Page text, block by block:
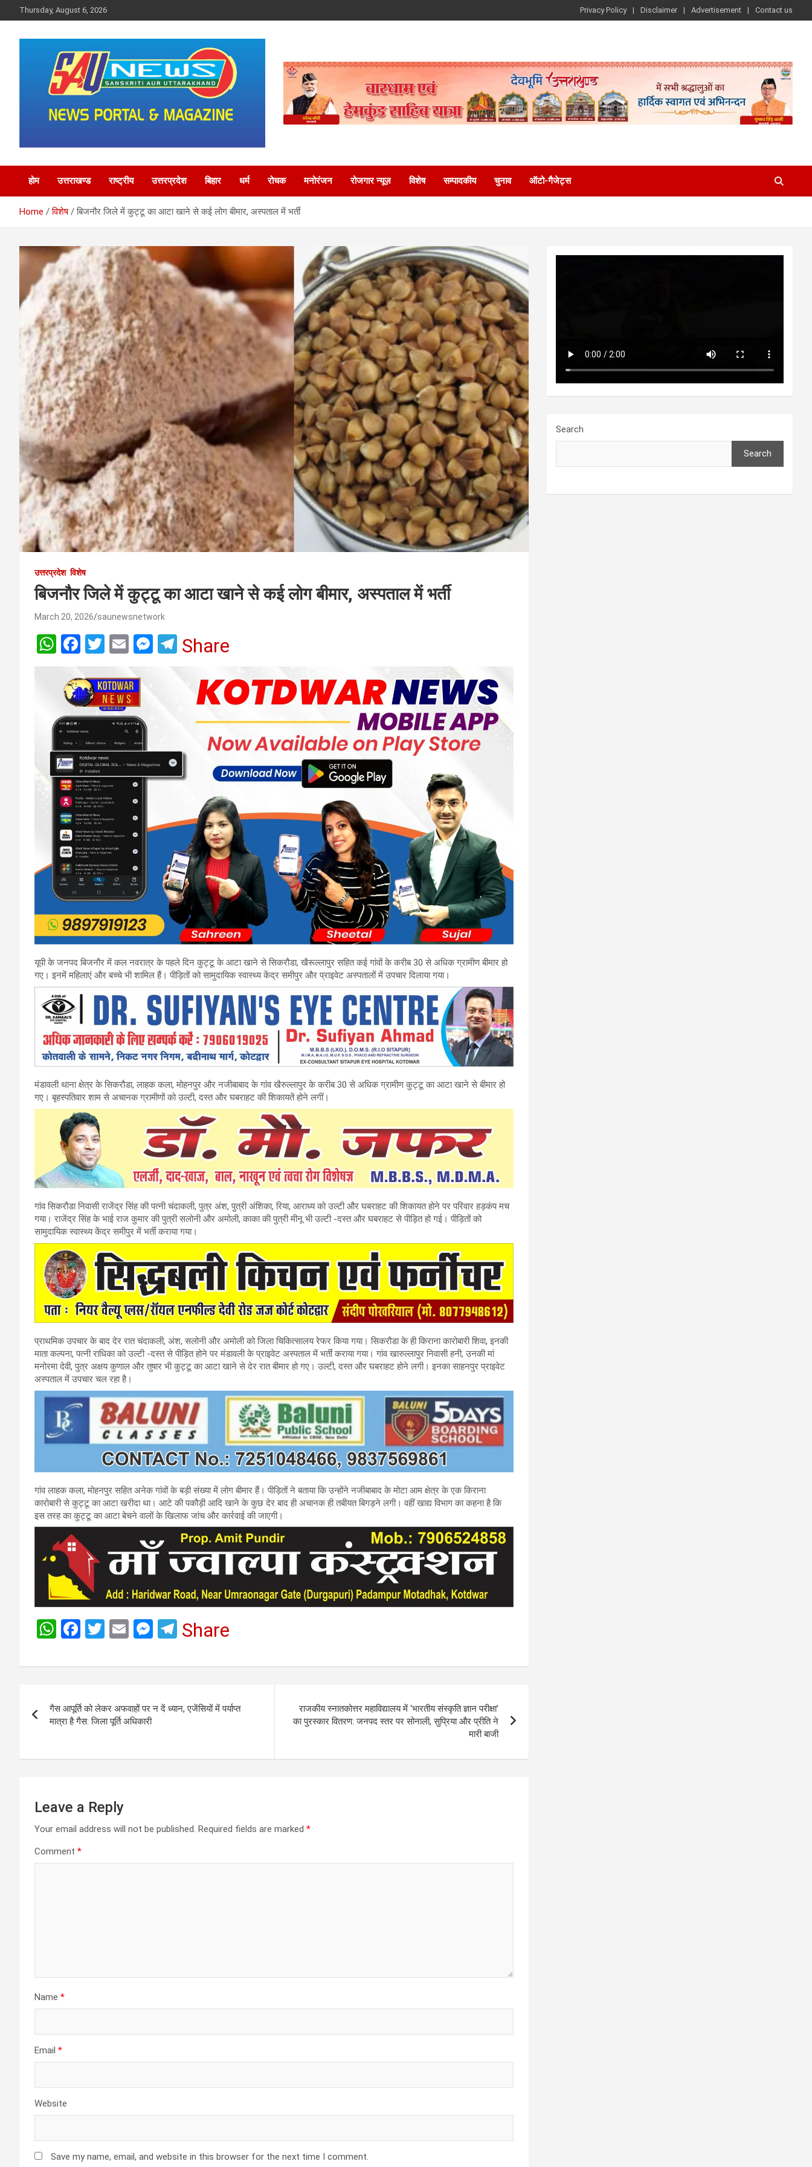
to
Thursday, August 6, 2026 Privacy Policy Disclaimer Advertisement Contact us
saunewsnetwork
होम उत्तराखण्ड राष्ट्रीय उत्तरप्रदेश बिहार धर्म रोचक मनोरंजन रोजगार न्यूज़ विशेष सम्पादकीय चुनाव ऑटो-गैजेट्स
Home विशेष बिजनौर जिले में कुट्टू का आटा खाने से कई लोग बीमार, अस्पताल में भर्ती
उत्तरप्रदेश विशेष
बिजनौर जिले में कुट्टू का आटा खाने से कई लोग बीमार, अस्पताल में भर्ती
March 20, 2026 saunewsnetwork
W
h
at
s
A
p
p
F
a
ce
b
o
o
k
T
tt
er
E
m
ail
M T
Share
यूपी के जनपद बिजनौर में कल नवरात्र के पहले दिन कुट्टू के आटा खाने से सिकरौडा, खैरूल्लापुर सहित कई गांवों के करीब 30 से अधिक ग्रामीण बीमार हो
गए। इनमें महिलाएं और बच्चे भी शामिल हैं। पीड़ितों को सामुदायिक स्वास्थ्य केंद्र समीपुर और प्राइवेट अस्पतालों में उपचार दिलाया गया।
मंडावली थाना क्षेत्र के सिकरौडा, लाहक कला, मोहनपुर और नजीबाबाद के गांव खैरुल्लापुर के करीब 30 से अधिक ग्रामीण कुट्टू का आटा खाने से बीमार हो
गए। बृहस्पतिवार शाम से अचानक ग्रामीणों को उल्टी, दस्त और घबराहट की शिकायतें होने लगीं।
गांव सिकरौडा निवासी राजेंद्र सिंह की पत्नी चंदाकली, पुत्र अंश, पुत्री अंशिका, रिया, आराध्य को उल्टी और घबराहट की शिकायत होने पर परिवार हड़कंप मच
गया। राजेंद्र सिंह के भाई राज कुमार की पुत्री सलोनी और अमोली, काका की पुत्री मीनू भी उल्टी -दस्त और घबराहट से पीड़ित हो गई। पीड़ितों को
सामुदायिक स्वास्थ्य केंद्र समीपुर में भर्ती कराया गया।
प्राथमिक उपचार के बाद देर रात चंदाकली, अंश, सलोनी और अमोली को जिला चिकित्सालय रेफर किया गया। सिकरौडा के ही किराना कारोबारी शिवा, इनकी
माता कल्पना, पत्नी राधिका को उल्टी -दस्त से पीड़ित होने पर मंडावली के प्राइवेट अस्पताल में भर्ती कराया गया। गांव खारुल्लापुर निवासी हनी, उनकी मां
मनोरमा देवी, पुत्र अक्षय कुणाल और तुषार भी कुट्टू का आटा खाने से देर रात बीमार हो गए। उल्टी, दस्त और घबराहट होने लगी। इनका साहनपुर प्राइवेट
अस्पताल में उपचार चल रहा है।
गांव लाहक कला, मोहनपुर सहित अनेक गांवों के बड़ी संख्या में लोग बीमार हैं। पीड़ितों ने बताया कि उन्होंने नजीबाबाद के मोटा आम क्षेत्र के एक किराना
कारोबारी से कुट्टू का आटा खरीदा था। आटे की पकौड़ी आदि खाने के कुछ देर बाद ही अचानक ही तबीयत बिगड़ने लगी। वहीं खाद्य विभाग का कहना है कि
इस तरह का कुट्टू का आटा बेचने वालों के खिलाफ जांच और कार्रवाई की जाएगी।
W
at
A
p
F
ce
o
o
T
tt
E
ail
M
se
g
T
e
a
Share
navigation
गैस आपूर्ति को लेकर अफवाहों पर न दें ध्यान, एजेंसियों में पर्याप्त
मात्रा है गैस: जिला पूर्ति अधिकारी
राजकीय स्नातकोत्तर महाविद्यालय में ‘भारतीय संस्कृति ज्ञान परीक्षा’
का पुरस्कार वितरण: जनपद स्तर पर सोनाली, सुप्रिया और प्रीति ने
मारी बाजी
Leave a Reply
Your email address will not be published. Required fields are marked *
Comment *
Name *
Email *
Website
Save my name, email, and website in this browser for the next time I comment.
Search
Search